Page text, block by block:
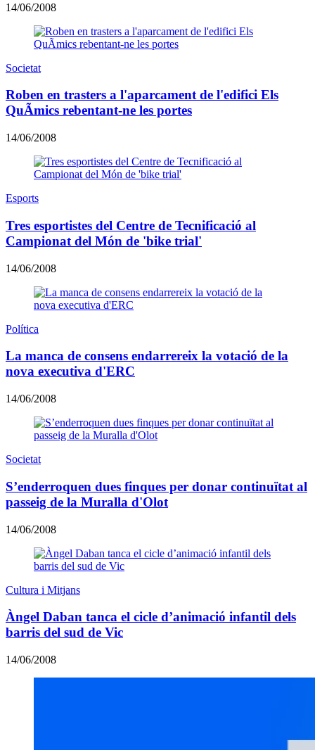
14/06/2008
Societat
Roben en trasters a l'aparcament de l'edifici Els
QuÃ­mics rebentant-ne les portes
14/06/2008
Esports
Tres esportistes del Centre de Tecnificació al
Campionat del Món de 'bike trial'
14/06/2008
Política
La manca de consens endarrereix la votació de la
nova executiva d'ERC
14/06/2008
Societat
S’enderroquen dues finques per donar continuïtat al
passeig de la Muralla d'Olot
14/06/2008
Cultura i Mitjans
Àngel Daban tanca el cicle d’animació infantil dels
barris del sud de Vic
14/06/2008